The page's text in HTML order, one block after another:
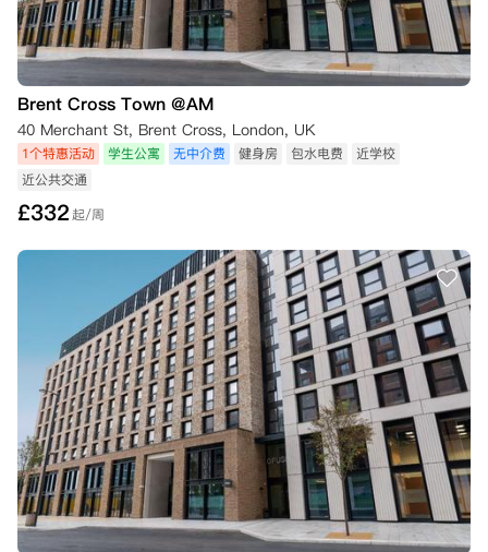
Brent Cross Town @AM
40 Merchant St, Brent Cross, London, UK
1个特惠活动 学生公寓 无中介费 健身房 包水电费
近学校
近公共交通
£332起/周